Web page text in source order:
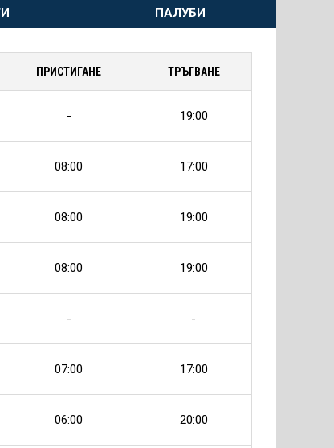
ПАЛУБИ
ПРИСТИГАНЕ ТРЪГВАНЕ
- 19:00
08:00 17:00
08:00 19:00
08:00 19:00
- -
07:00 17:00
06:00 20:00